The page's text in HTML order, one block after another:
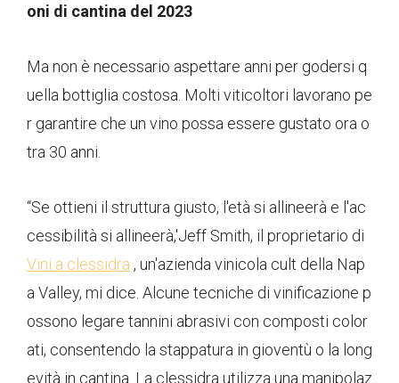
oni di cantina del 2023
Ma non è necessario aspettare anni per godersi q
uella bottiglia costosa. Molti viticoltori lavorano pe
r garantire che un vino possa essere gustato ora o
tra 30 anni.
“Se ottieni il struttura giusto, l'età si allineerà e l'ac
cessibilità si allineerà,'Jeff Smith, il proprietario di
Vini a clessidra , un'azienda vinicola cult della Nap
a Valley, mi dice. Alcune tecniche di vinificazione p
ossono legare tannini abrasivi con composti color
ati, consentendo la stappatura in gioventù o la long
evità in cantina. La clessidra utilizza una manipolaz